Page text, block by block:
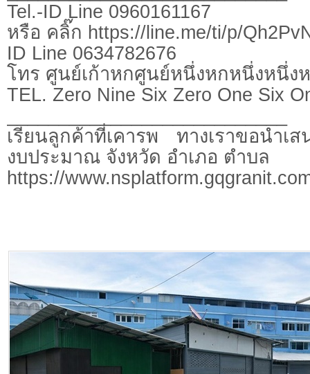
Tel.-ID Line 0960161167
หรือ คลิ๊ก https://line.me/ti/p/
ID Line 0634782676
โทร ศูนย์เก้าหกศูนย์หนึ่งหกหนึ่งหนึ่ง
TEL. Zero Nine Six Zero One Six
เรียนลูกค้าที่เคารพ ทางเราขอนำเ
งบประมาณ จังหวัด อำเภอ ตำบล
https://